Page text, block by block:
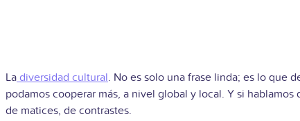
La diversidad cultural. No es solo una frase linda; es lo que
podamos cooperar más, a nivel global y local. Y si
de matices, de contrastes.